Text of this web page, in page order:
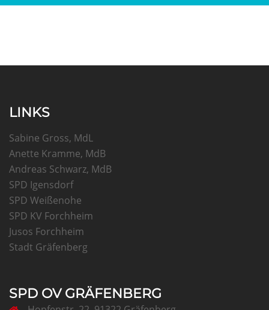
LINKS
Sabine Gross, MdL
Anette Kramme, MdB
Andreas Schwarz, MdB
SPD Igensdorf
SPD Weißenohe
SPD KV Forchheim
Jusos Forchheim
Stadt Gräfenberg
SPD OV GRÄFENBERG